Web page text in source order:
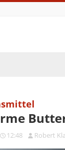
12:48 Robert